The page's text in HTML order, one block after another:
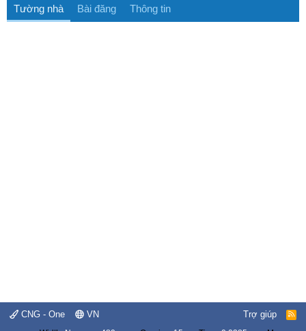
Tường nhà Bài đăng Thông tin
CNG - One VN Trợ giúp
R